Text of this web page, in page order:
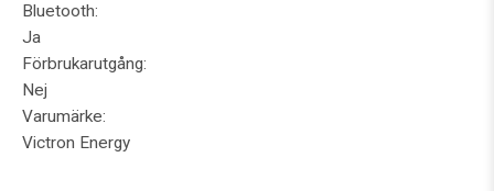
Bluetooth:
Ja
Förbrukarutgång:
Nej
Varumärke:
Victron Energy